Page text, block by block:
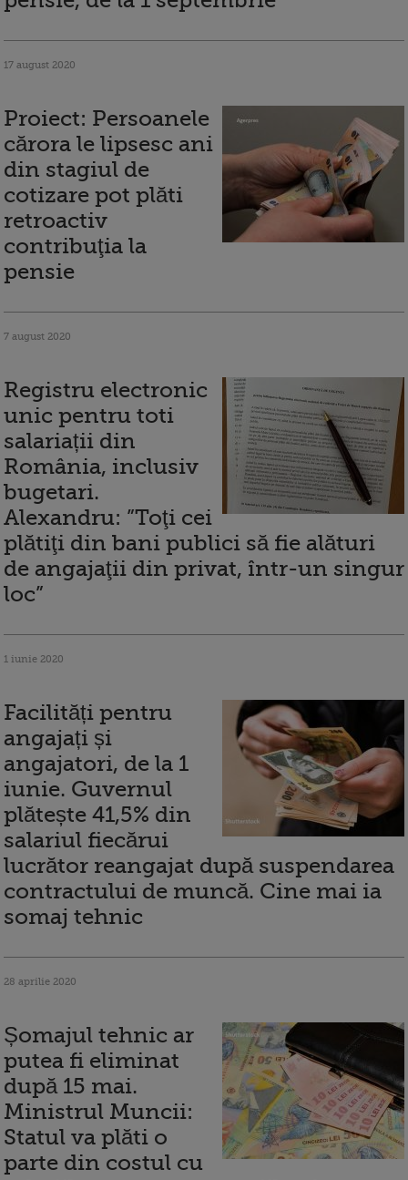
17 august 2020
Proiect: Persoanele
cărora le lipsesc ani
din stagiul de
cotizare pot plăti
retroactiv
contribuţia la
pensie
7 august 2020
Registru electronic
unic pentru toti
salariații din
România, inclusiv
bugetari.
Alexandru: ”Toţi cei
plătiţi din bani publici să fie alături
de angajaţii din privat, într-un singur
loc”
1 iunie 2020
Facilități pentru
angajați și
angajatori, de la 1
iunie. Guvernul
plătește 41,5% din
salariul fiecărui
lucrător reangajat după suspendarea
contractului de muncă. Cine mai ia
somaj tehnic
28 aprilie 2020
Șomajul tehnic ar
putea fi eliminat
după 15 mai.
Ministrul Muncii:
Statul va plăti o
parte din costul cu